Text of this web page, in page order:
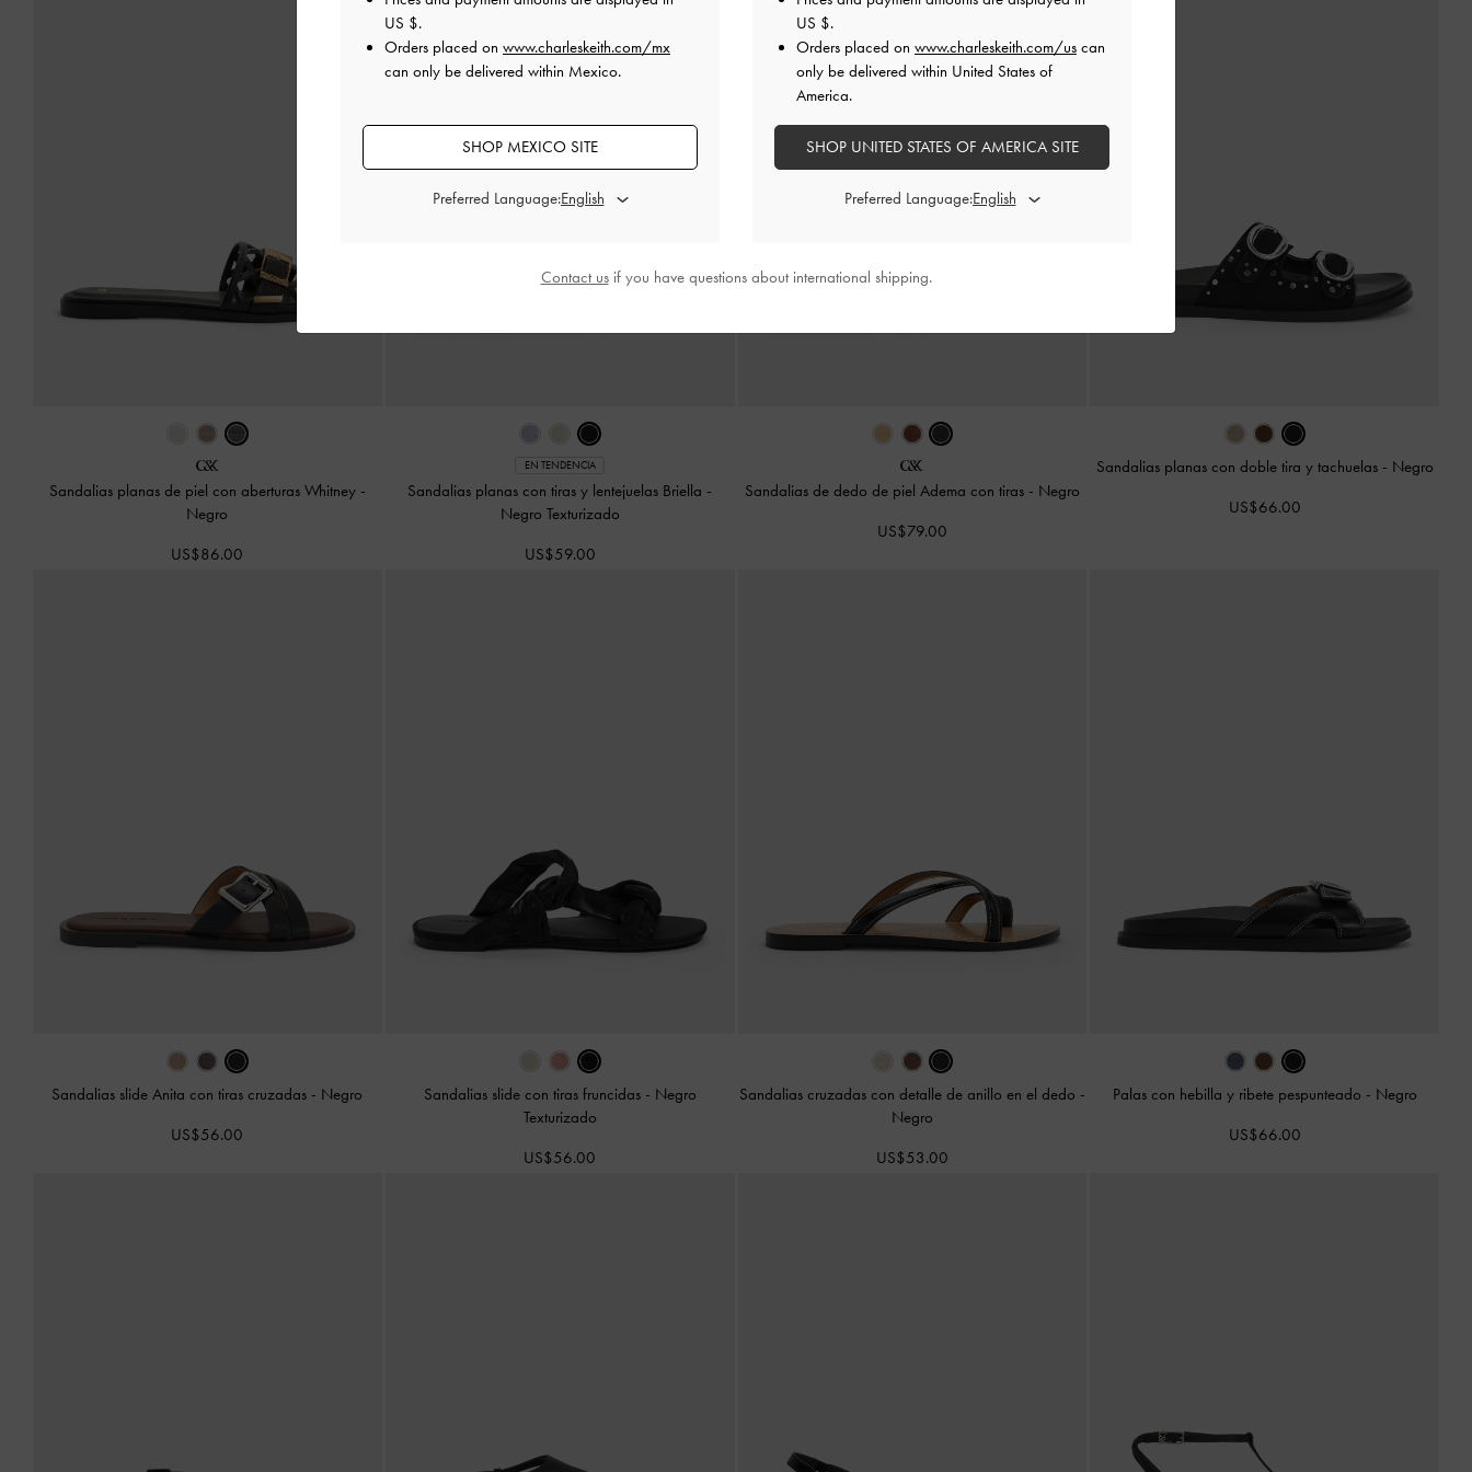
Sandalias planas de piel con aberturas Whitney -
Negro
US$86.00
EN TENDENCIA
Sandalias planas con tiras y lentejuelas Briella -
Negro Texturizado
US$59.00
Sandalias de dedo de piel Adema con tiras - Negro
US$79.00
Sandalias planas con doble tira y tachuelas - Negro
US$66.00
Sandalias slide Anita con tiras cruzadas - Negro
US$56.00
Sandalias slide con tiras fruncidas - Negro
Texturizado
US$56.00
Sandalias cruzadas con detalle de anillo en el dedo -
Negro
US$53.00
Palas con hebilla y ribete pespunteado - Negro
US$66.00
US $.
Orders placed on www.charleskeith.com/mx
can only be delivered within Mexico.
SHOP MEXICO SITE
Preferred Language:
US $.
Orders placed on www.charleskeith.com/us can
only be delivered within United States of
America.
SHOP UNITED STATES OF AMERICA SITE
Preferred Language:
Contact usif you have questions about international shipping.